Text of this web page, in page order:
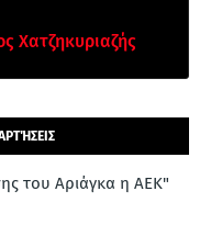
Χατζηκυριαζής
του Αριάγκα η ΑΕΚ"